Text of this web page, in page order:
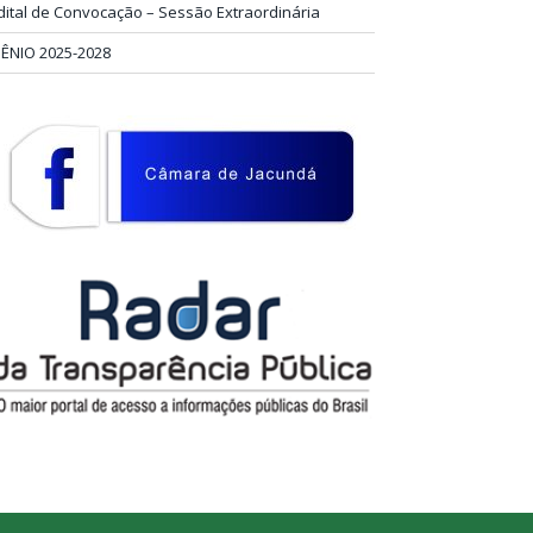
de Convocação – Sessão Extraordinária
2025-2028